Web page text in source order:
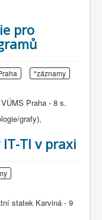
pro
*záznamy
Praha - 8 s.
grafy),
TI v praxi
statek Karviná - 9